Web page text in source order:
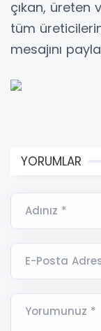
çıkan, üreten
tüm
mesajını
YORUMLAR
Adınız *
E-Posta
Yorumunuz *